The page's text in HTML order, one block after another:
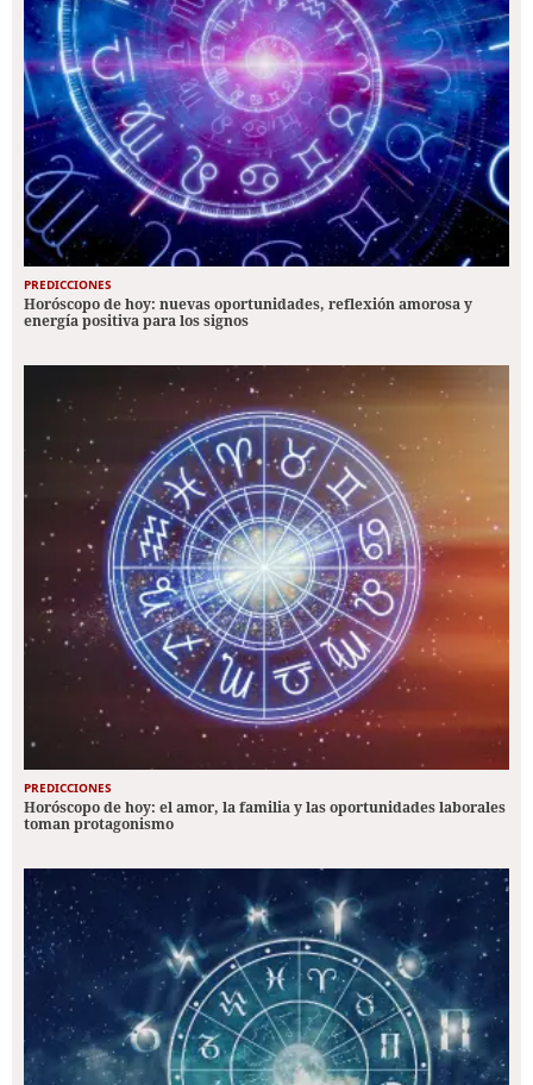
PREDICCIONES
Horóscopo de hoy: nuevas oportunidades, reflexión amorosa y
energía positiva para los signos
PREDICCIONES
Horóscopo de hoy: el amor, la familia y las oportunidades laborales
toman protagonismo